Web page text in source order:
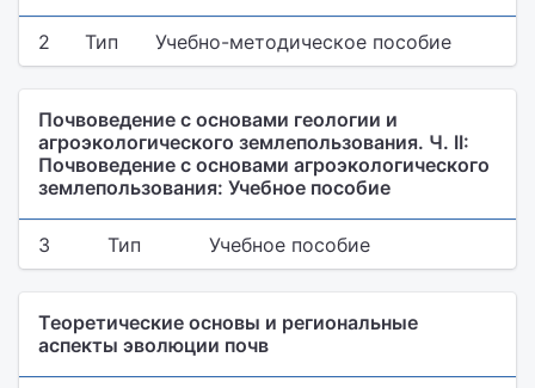
2 Тип Учебно-методическое пособие
Почвоведение с основами геологии и
агроэкологического землепользования. Ч. II:
Почвоведение с основами агроэкологического
землепользования: Учебное пособие
3 Тип Учебное пособие
Теоретические основы и региональные
аспекты эволюции почв